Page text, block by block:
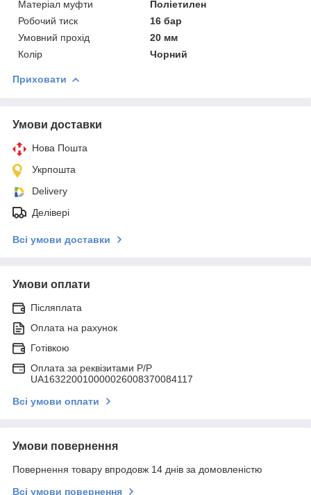
Матеріал муфти
Поліетилен
Робочий тиск
16 бар
Умовний прохід
20 мм
Колір
Чорний
Приховати
Умови доставки
Нова Пошта
Укрпошта
Delivery
Делівері
Всі умови доставки
Умови оплати
Післяплата
Оплата на рахунок
Готівкою
Оплата за реквізитами P/Р
UA163220010000026008370084117
Всі умови оплати
Умови повернення
Повернення товару впродовж 14 днів за домовленістю
Всі умови повернення